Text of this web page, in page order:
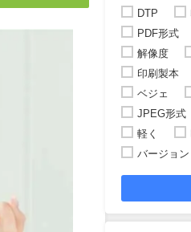
DTP
PDF形式
解像度
印刷製本
ベジェ
JPEG形式
軽く
バージョン